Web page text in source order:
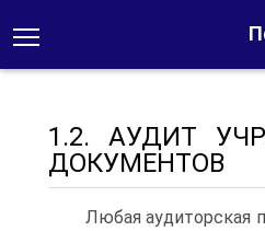
1.2. АУДИТ
ДОКУМЕНТОВ
Любая аудиторская